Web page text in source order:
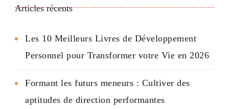
Articles récents
Les 10 Meilleurs Livres de Développement
Personnel pour Transformer votre Vie en 2026
Formant les futurs meneurs : Cultiver des
aptitudes de direction performantes